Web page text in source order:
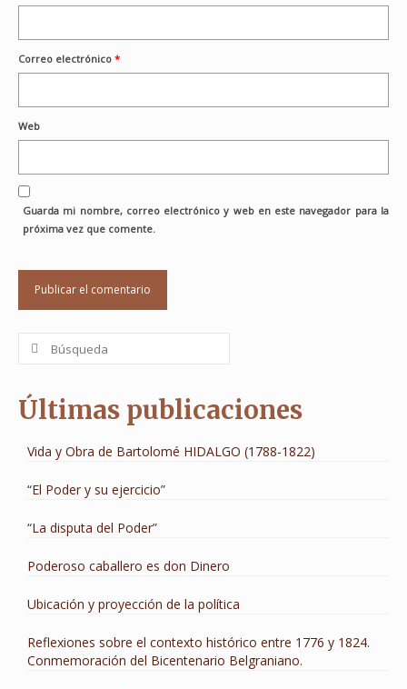
Correo electrónico *
Web
Guarda mi nombre, correo electrónico y web en este navegador para la
próxima vez que comente.
Buscar
Últimas publicaciones
Vida y Obra de Bartolomé HIDALGO (1788-1822)
“El Poder y su ejercicio”
“La disputa del Poder”
Poderoso caballero es don Dinero
Ubicación y proyección de la política
Reflexiones sobre el contexto histórico entre 1776 y 1824.
Conmemoración del Bicentenario Belgraniano.